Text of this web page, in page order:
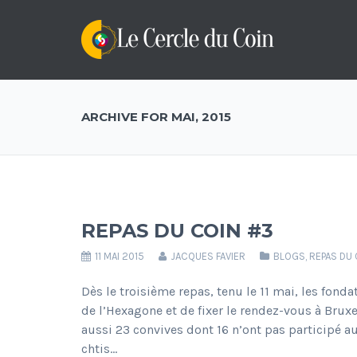
ARCHIVE FOR MAI, 2015
REPAS DU COIN #3
11 MAI 2015 JACQUES FAVIER BLOGS, REPAS DU
Dès le troisième repas, tenu le 11 mai, les
de l’Hexagone et de fixer le rendez-vous à
aussi 23 convives dont 16 n’ont pas participé
chtis…